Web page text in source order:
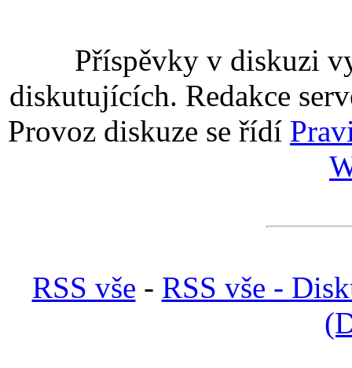
Příspěvky v diskuzi
diskutujících. Redakce
Provoz diskuze se řídí
RSS vše - RSS vše -